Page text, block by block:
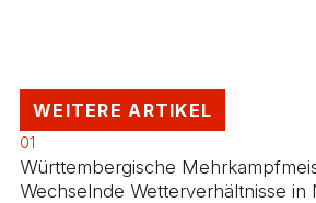
WEITERE ARTIKEL
01
Württembergische
Wechselnde Wetterverhältnisse in